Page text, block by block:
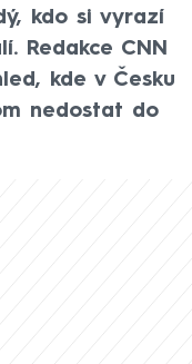
kdo si vyrazí
Redakce CNN
kde v Česku
nedostat do